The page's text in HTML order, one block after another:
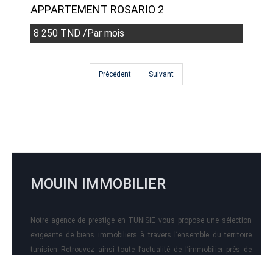
APPARTEMENT ROSARIO 2
8 250 TND /Par mois
Précédent Suivant
MOUIN IMMOBILIER
Notre agence de prestige en TUNISIE vous propose une sélection
exigeante de biens immobiliers à travers l’ensemble du territoire
tunisien Retrouvez ainsi toute l’actualité de l’immobilier près de